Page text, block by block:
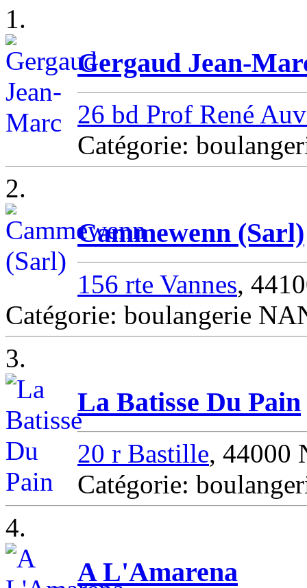
1.
Gergaud Jean-
26 bd Prof René
Catégorie:
2.
Cammewenn (Sarl)
156 rte Vannes,
Catégorie: boulangerie
3.
La Batisse Du Pain
20 r Bastille, 44000
Catégorie:
4.
A L'Amarena